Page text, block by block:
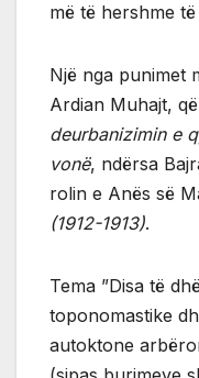
më të hershme
Një nga punimet
Ardian Muhajt,
deurbanizimin e
vonë, ndërsa
rolin e Anës së
(1912-1913).
Tema ”Disa të
toponomastike
autoktone